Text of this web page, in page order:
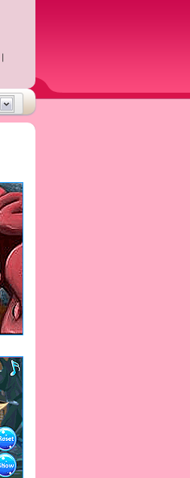
|